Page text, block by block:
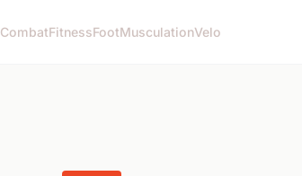
CombatFitnessFootMusculationVelo